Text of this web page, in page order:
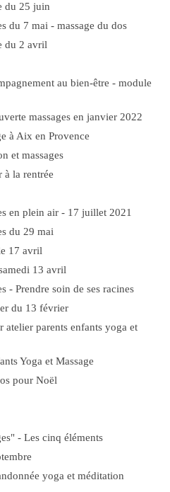
du 25 juin
du 7 mai - massage du dos
du 2 avril
au bien-être - module
massages en janvier 2022
à Aix en Provence
et massages
à la rentrée
en plein air - 17 juillet 2021
du 29 mai
17 avril
13 avril
- Prendre soin de ses racines
du 13 février
parents enfants yoga et
Yoga et Massage
pour Noël
- Les cinq éléments
yoga et méditation